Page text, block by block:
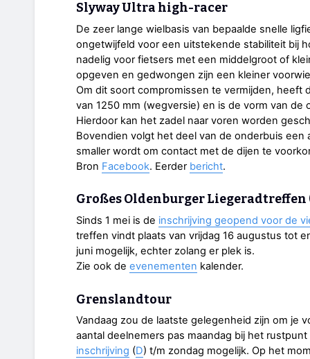
Slyway Ultra high-racer
De zeer lange wielbasis van bepaalde snelle
ongetwijfeld voor een uitstekende stabiliteit bij
nadelig voor fietsers met een middelgroot of
opgeven en gedwongen zijn een kleiner
Om dit soort compromissen te vermijden, heeft
van 1250 mm (wegversie) en is de vorm van
Hierdoor kan het zadel naar voren worden
Bovendien volgt het deel van de onderbuis
smaller wordt om contact met de dijen te
Bron Facebook. Eerder bericht.
Großes Oldenburger Liegeradtreffen
Sinds 1 mei is de inschrijving geopend voor de
treffen vindt plaats van vrijdag 16 augustus tot
juni mogelijk, echter zolang er plek is.
Zie ook de evenementen kalender.
Grenslandtour
Vandaag zou de laatste gelegenheid zijn om je
aantal deelnemers pas maandag bij het
inschrijving (D) t/m zondag mogelijk. Op het